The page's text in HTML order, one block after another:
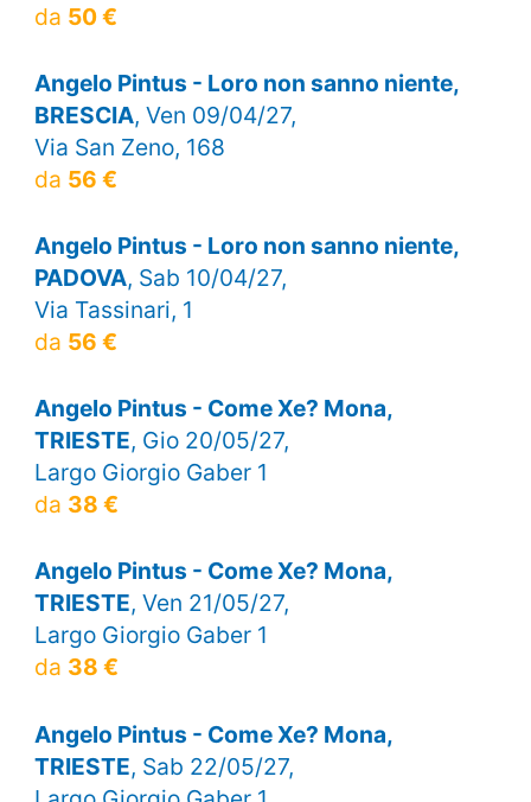
da 50 €
Angelo Pintus - Loro non sanno niente,
BRESCIA, Ven 09/04/27,
Via San Zeno, 168
da 56 €
Angelo Pintus - Loro non sanno niente,
PADOVA, Sab 10/04/27,
Via Tassinari, 1
da 56 €
Angelo Pintus - Come Xe? Mona,
TRIESTE, Gio 20/05/27,
Largo Giorgio Gaber 1
da 38 €
Angelo Pintus - Come Xe? Mona,
TRIESTE, Ven 21/05/27,
Largo Giorgio Gaber 1
da 38 €
Angelo Pintus - Come Xe? Mona,
TRIESTE, Sab 22/05/27,